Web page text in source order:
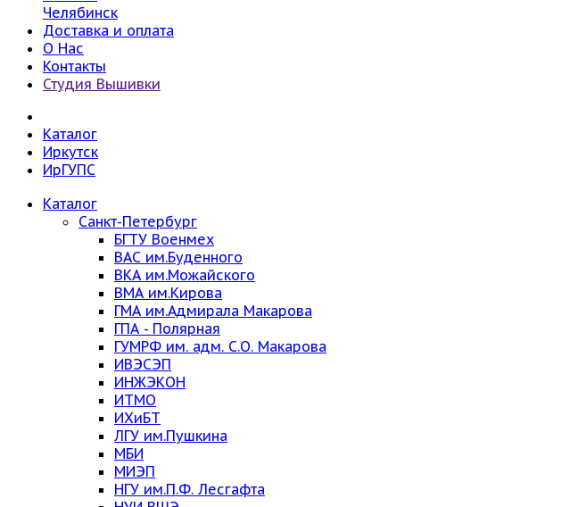
Челябинск
Доставка и оплата
О Нас
Контакты
Студия Вышивки
Каталог
Иркутск
ИрГУПС
Каталог
Санкт-Петербург
БГТУ Военмех
ВАС им.Буденного
ВКА им.Можайского
ВМА им.Кирова
ГМА им.Адмирала Макарова
ГПА - Полярная
ГУМРФ им. адм. С.О. Макарова
ИВЭСЭП
ИНЖЭКОН
ИТМО
ИХиБТ
ЛГУ им.Пушкина
МБИ
МИЭП
НГУ им.П.Ф. Лесгафта